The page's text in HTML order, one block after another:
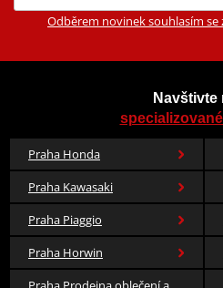
Odběrem novinek souhlasím
Navštivte
Praha Honda
Praha Kawasaki
Praha Piaggio
Praha Horwin